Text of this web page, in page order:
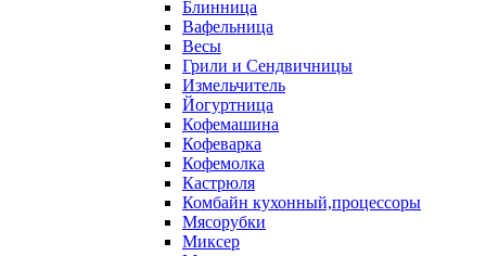
Блинница
Вафельница
Весы
Грили и Сендвичницы
Измельчитель
Йогуртница
Кофемашина
Кофеварка
Кофемолка
Кастрюля
Комбайн кухонный,процессоры
Мясорубки
Миксер